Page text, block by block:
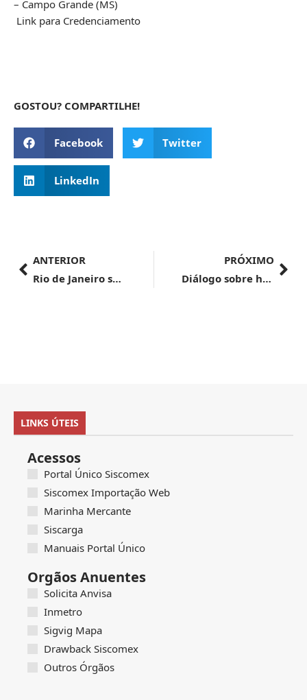
– Campo Grande (MS)
Link para Credenciamento
GOSTOU? COMPARTILHE!
Facebook Twitter
LinkedIn
ANTERIOR
Rio de Janeiro será sede do maior evento da Organização Mundial das Aduanas
PRÓXIMO
Diálogo sobre habilitação de estabelecimento brasileiros para exportação
LINKS ÚTEIS
Acessos
Portal Único Siscomex
Siscomex Importação Web
Marinha Mercante
Siscarga
Manuais Portal Único
Orgãos Anuentes
Solicita Anvisa
Inmetro
Sigvig Mapa
Drawback Siscomex
Outros Órgãos